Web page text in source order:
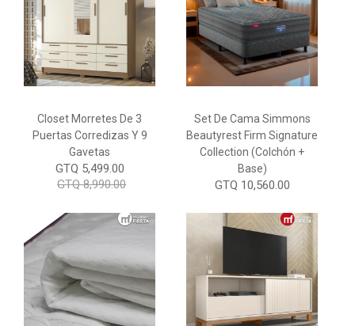
Closet Morretes De 3
Puertas Corredizas Y 9
Gavetas
GTQ 5,499.00
GTQ 8,990.00
Set De Cama Simmons
Beautyrest Firm Signature
Collection (Colchón +
Base)
GTQ 10,560.00